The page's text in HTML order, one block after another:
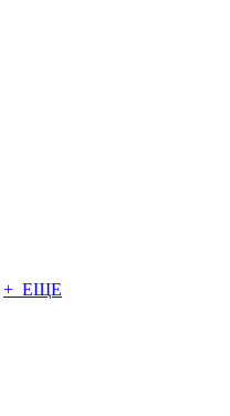
+ ЕЩЕ